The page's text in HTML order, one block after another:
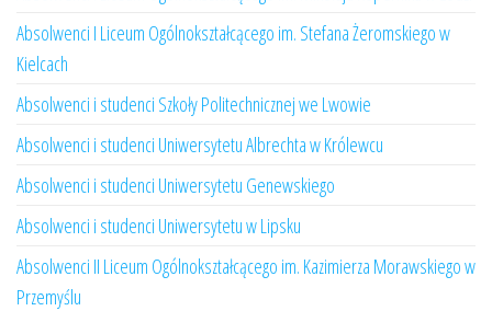
Absolwenci I Liceum Ogólnokształcącego im. Stefana Żeromskiego w
Kielcach
Absolwenci i studenci Szkoły Politechnicznej we Lwowie
Absolwenci i studenci Uniwersytetu Albrechta w Królewcu
Absolwenci i studenci Uniwersytetu Genewskiego
Absolwenci i studenci Uniwersytetu w Lipsku
Absolwenci II Liceum Ogólnokształcącego im. Kazimierza Morawskiego w
Przemyślu